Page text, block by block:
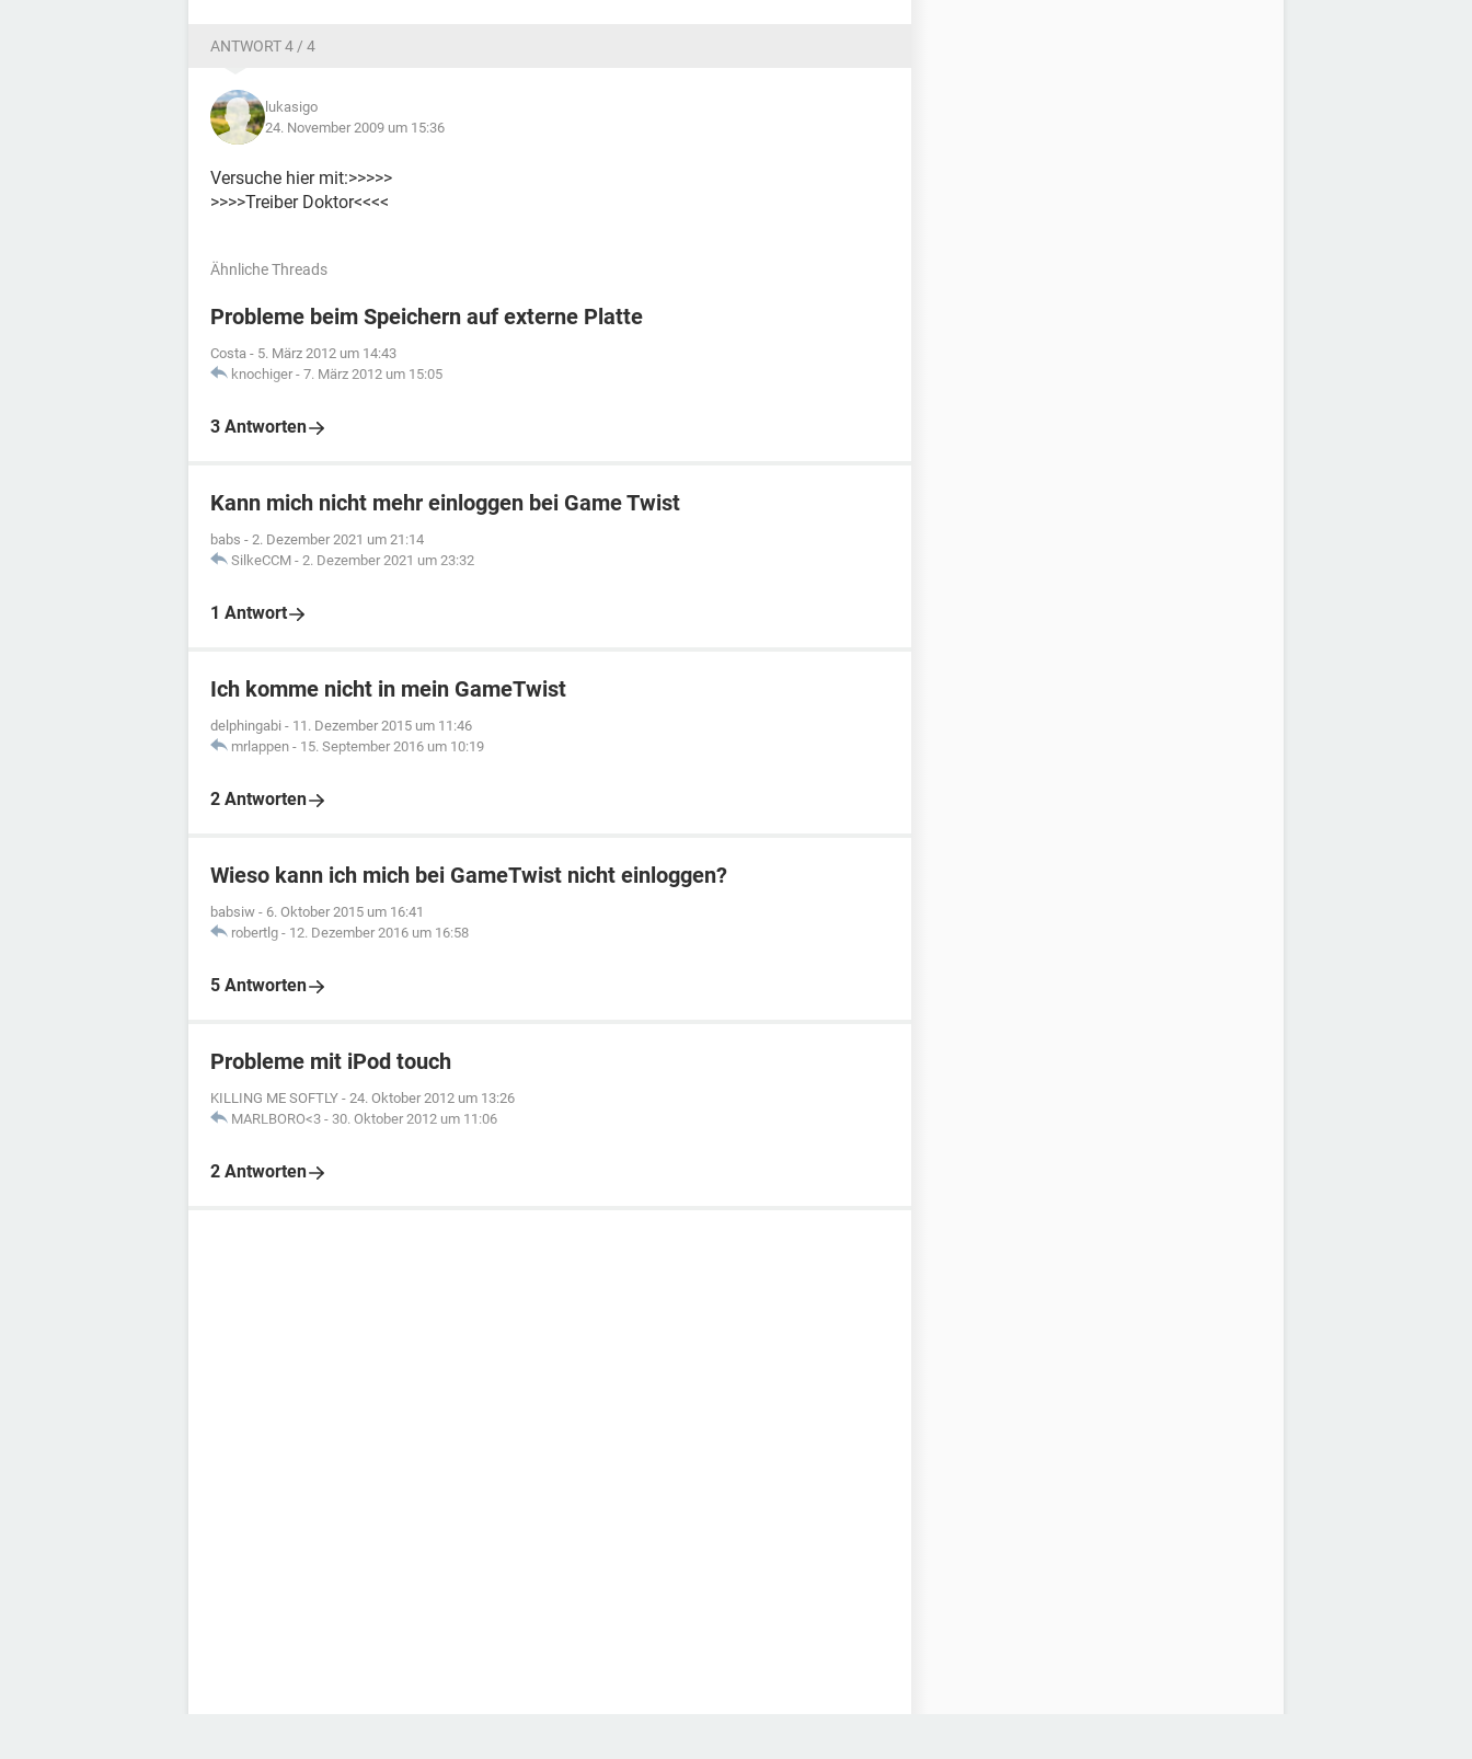
ANTWORT 4 / 4
lukasigo
24. November 2009 um 15:36
Versuche hier mit:>>>>>
>>>>Treiber Doktor<<<<
Ähnliche Threads
Probleme beim Speichern auf externe Platte
Costa - 5. März 2012 um 14:43
knochiger - 7. März 2012 um 15:05
3 Antworten
Kann mich nicht mehr einloggen bei Game Twist
babs - 2. Dezember 2021 um 21:14
SilkeCCM - 2. Dezember 2021 um 23:32
1 Antwort
Ich komme nicht in mein GameTwist
delphingabi - 11. Dezember 2015 um 11:46
mrlappen - 15. September 2016 um 10:19
2 Antworten
Wieso kann ich mich bei GameTwist nicht einloggen?
babsiw - 6. Oktober 2015 um 16:41
robertlg - 12. Dezember 2016 um 16:58
5 Antworten
Probleme mit iPod touch
KILLING ME SOFTLY - 24. Oktober 2012 um 13:26
MARLBORO<3 - 30. Oktober 2012 um 11:06
2 Antworten